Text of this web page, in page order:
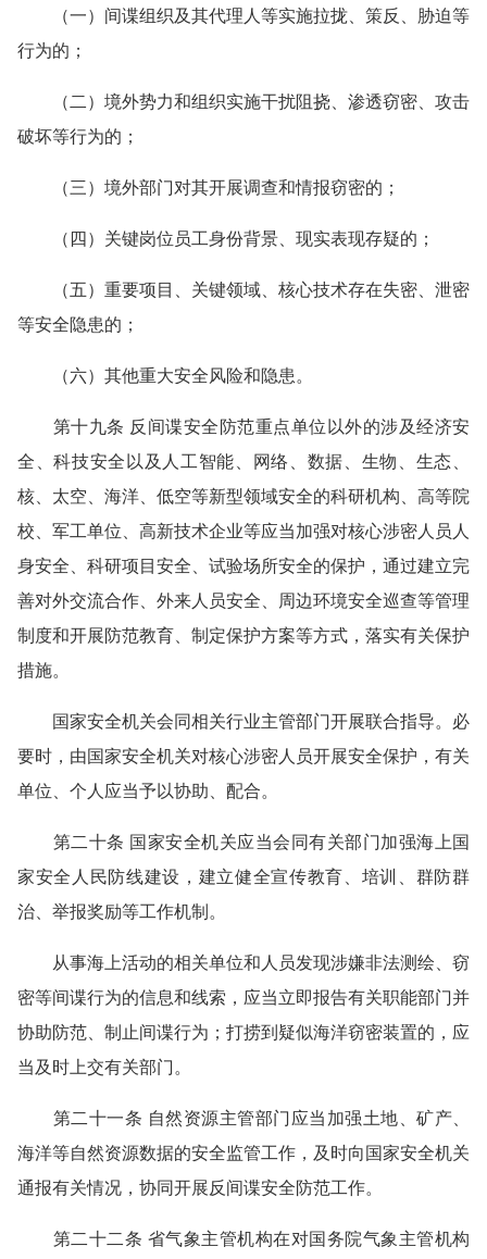
（一）间谍组织及其代理人等实施拉拢、策反、胁迫等
行为的；
（二）境外势力和组织实施干扰阻挠、渗透窃密、攻击
破坏等行为的；
（三）境外部门对其开展调查和情报窃密的；
（四）关键岗位员工身份背景、现实表现存疑的；
（五）重要项目、关键领域、核心技术存在失密、泄密
等安全隐患的；
（六）其他重大安全风险和隐患。
第十九条 反间谍安全防范重点单位以外的涉及经济安
全、科技安全以及人工智能、网络、数据、生物、生态、
核、太空、海洋、低空等新型领域安全的科研机构、高等院
校、军工单位、高新技术企业等应当加强对核心涉密人员人
身安全、科研项目安全、试验场所安全的保护，通过建立完
善对外交流合作、外来人员安全、周边环境安全巡查等管理
制度和开展防范教育、制定保护方案等方式，落实有关保护
措施。
国家安全机关会同相关行业主管部门开展联合指导。必
要时，由国家安全机关对核心涉密人员开展安全保护，有关
单位、个人应当予以协助、配合。
第二十条 国家安全机关应当会同有关部门加强海上国
家安全人民防线建设，建立健全宣传教育、培训、群防群
治、举报奖励等工作机制。
从事海上活动的相关单位和人员发现涉嫌非法测绘、窃
密等间谍行为的信息和线索，应当立即报告有关职能部门并
协助防范、制止间谍行为；打捞到疑似海洋窃密装置的，应
当及时上交有关部门。
第二十一条 自然资源主管部门应当加强土地、矿产、
海洋等自然资源数据的安全监管工作，及时向国家安全机关
通报有关情况，协同开展反间谍安全防范工作。
第二十二条 省气象主管机构在对国务院气象主管机构